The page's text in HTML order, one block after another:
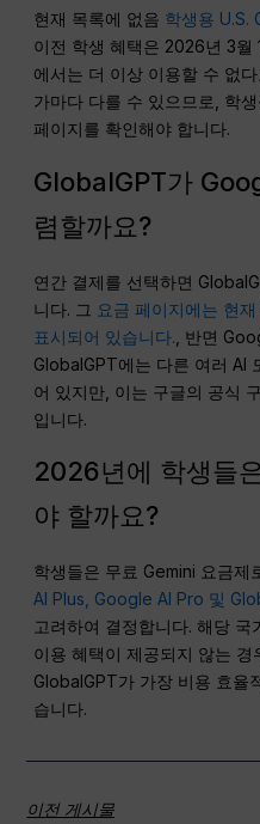
현재 목록에 없음 학생용 U.S.
이전 학생 혜택은 2026년 3월
에서는 더 이상 이용할 수 없
가마다 다를 수 있으므로, 학
페이지를 확인해야 합니다.
GlobalGPT가
렴할까요?
연간 결제를 선택하면
니다. 그 요금 페이지에는 현
표시되어 있습니다. , 반면
GlobalGPT에는 다른 여러 AI
어 있지만, 이는 구글의 공식
입니다.
2026년에 학생들
야 할까요?
학생들은 무료 Gemini 요금제
AI Plus, Google AI Pro 및
고려하여 결정합니다. 해당 국
이용 혜택이 제공되지 않는
GlobalGPT가 가장 비용 효율
습니다.
이전 게시물